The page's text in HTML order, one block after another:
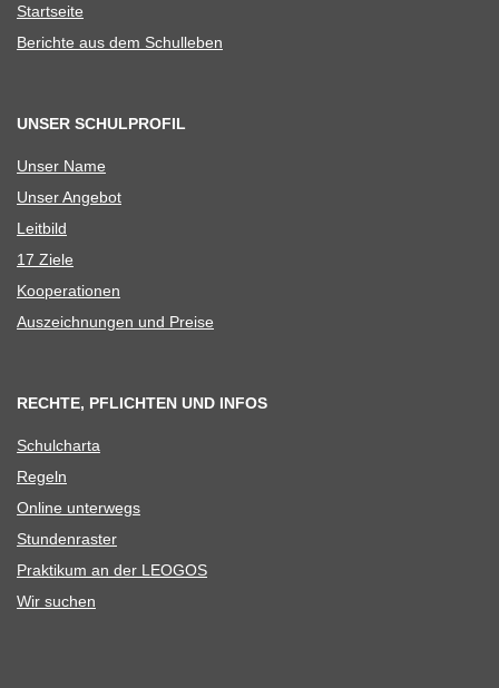
Start­seite
Berichte aus dem Schulleben
UNSER SCHULPROFIL
Unser Name
Unser Ange­bot
Leit­bild
17 Ziele
Koope­ra­tio­nen
Aus­zeich­nun­gen und Preise
RECHTE, PFLICHTEN UND INFOS
Schul­charta
Regeln
Online unter­wegs
Stun­den­ras­ter
Prak­ti­kum an der LEOGOS
Wir suchen